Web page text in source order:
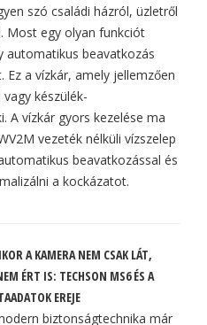
szó családi házról, üzletről
Most egy olyan funkciót
automatikus beavatkozás
a vízkár, amely jellemzően
készülék-
A vízkár gyors kezelése ma
vezeték nélküli vízszelep
beavatkozással és
a kockázatot.
A KAMERA NEM CSAK LÁT,
ÉRT IS: TECHSON MS6 ÉS A
EREJE
biztonságtechnika már